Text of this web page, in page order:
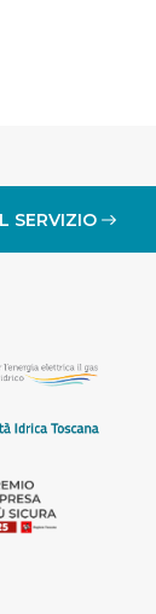
SERVIZIO